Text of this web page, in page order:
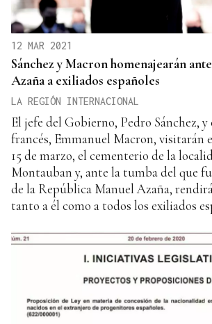
12 MAR 2021
Sánchez y Macron homenajearán
Azaña a exiliados españoles
LA REGIÓN INTERNACIONAL
El jefe del Gobierno, Pedro Sánchez,
francés, Emmanuel Macron, visitarán
15 de marzo, el cementerio de la
Montauban y, ante la tumba del que
de la República Manuel Azaña,
tanto a él como a todos los exiliados